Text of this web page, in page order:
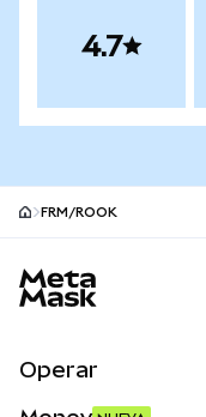
4.7
FRM/ROOK
Operar